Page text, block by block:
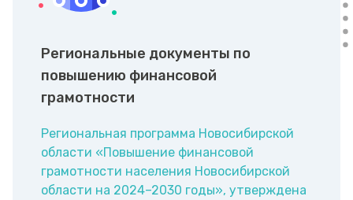
Региональные документы по
повышению финансовой
грамотности
Региональная программа Новосибирской
области «Повышение финансовой
грамотности населения Новосибирской
области на 2024–2030 годы», утверждена